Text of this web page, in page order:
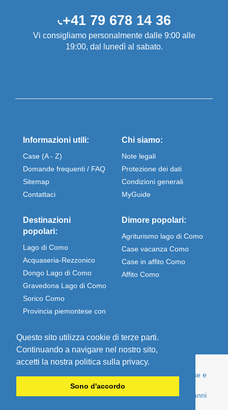
Questo sito utilizza cookie di terze parti.
Continuando a navigare nel nostro sito,
accetti la nostra politica sulla privacy.
Sono d'accordo
+41 79 678 14 36
Vi consigliamo personalmente dalle 9:00 alle
19:00, dal lunedì al sabato.
Informazioni utili:
Case (A - Z)
Domande frequenti / FAQ
Sitemap
Contattaci
Chi siamo:
Note legali
Protezione dei dati
Condizioni generali
MyGuide
Destinazioni
popolari:
Lago di Como
Acquaseria-Rezzonico
Dongo Lago di Como
Gravedona Lago di Como
Sorico Como
Provincia piemontese con
Dimore popolari:
Agriturismo lago di Como
Case vacanza Como
Case in affito Como
Affito Como
© Comolake Homes - La tua casa per le vacanze. Case e
appartamenti per vacanze direttamente affittati dal
proprietario - economici e ben mantenuti, da oltre 15 anni